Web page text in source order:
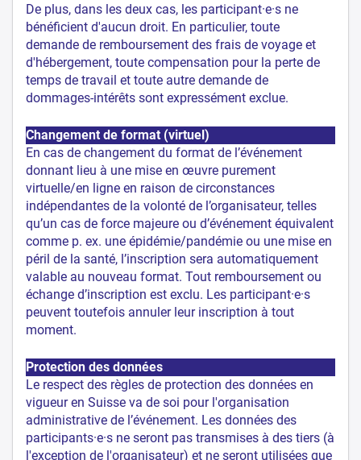
De plus, dans les deux cas, les participant·e·s ne
bénéficient d'aucun droit. En particulier, toute
demande de remboursement des frais de voyage et
d'hébergement, toute compensation pour la perte de
temps de travail et toute autre demande de
dommages-intérêts sont expressément exclue.
Changement de format (virtuel)
En cas de changement du format de l’événement
donnant lieu à une mise en œuvre purement
virtuelle/en ligne en raison de circonstances
indépendantes de la volonté de l’organisateur, telles
qu’un cas de force majeure ou d’événement équivalent
comme p. ex. une épidémie/pandémie ou une mise en
péril de la santé, l’inscription sera automatiquement
valable au nouveau format. Tout remboursement ou
échange d’inscription est exclu. Les participant·e·s
peuvent toutefois annuler leur inscription à tout
moment.
Protection des données
Le respect des règles de protection des données en
vigueur en Suisse va de soi pour l'organisation
administrative de l’événement. Les données des
participants·e·s ne seront pas transmises à des tiers (à
l'exception de l'organisateur) et ne seront utilisées que